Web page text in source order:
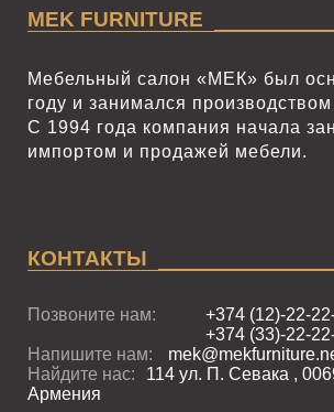
MEK FURNITURE
Мебельный салон «МЕК» был
году и занимался
С 1994 года компания начала
импортом и продажей мебели.
КОНТАКТЫ
Позвоните нам:
+374 (12)-22-
+374 (33)-22-
Напишите нам:
Найдите нас:
114 ул. П. Севака ,
Армения